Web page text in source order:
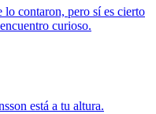
contaron, pero sí es cierto
curioso.
está a tu altura.